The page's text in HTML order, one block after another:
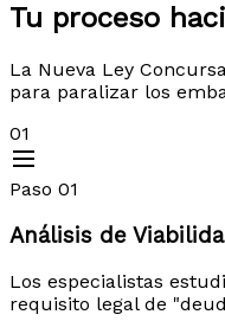
Tu proceso
La Nueva Ley
para paralizar los
01
Paso 01
Análisis de
Los especialistas
requisito legal de